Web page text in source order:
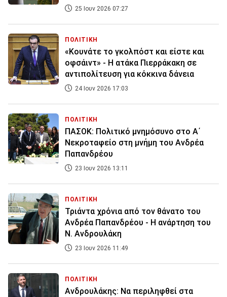
25 Ιουν 2026 07:27
ΠΟΛΙΤΙΚΗ
«Κουνάτε το γκολπόστ και είστε και
οφσάιντ» - Η ατάκα Πιερράκακη σε
αντιπολίτευση για κόκκινα δάνεια
24 Ιουν 2026 17:03
ΠΟΛΙΤΙΚΗ
ΠΑΣΟΚ: Πολιτικό μνημόσυνο στο Α΄
Νεκροταφείο στη μνήμη του Ανδρέα
Παπανδρέου
23 Ιουν 2026 13:11
ΠΟΛΙΤΙΚΗ
Τριάντα χρόνια από τον θάνατο του
Ανδρέα Παπανδρέου - Η ανάρτηση του
Ν. Ανδρουλάκη
23 Ιουν 2026 11:49
ΠΟΛΙΤΙΚΗ
Ανδρουλάκης: Να περιληφθεί στα